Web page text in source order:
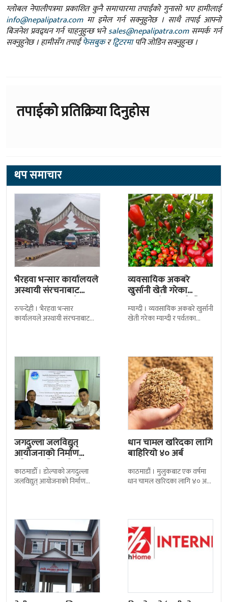
ग्लोबल नेपालीपत्रमा प्रकाशित कुनै समाचारमा तपाईंको गुनासो भए हामीलाई
info@nepalipatra.comमा इमेल गर्न सक्नुहुनेछ । साथै तपाई आफ्नो
बिजनेश प्रवद्र्धन गर्न चाहनुहुन्छ भनेsales@nepalipatra.comसम्पर्क गर्न
सक्नुहुनेछ । हामीसँग तपाईंफेसबुकरट्विटरमापनि जोडिन सक्नुहुन्छ ।
तपाईको प्रतिक्रिया दिनुहोस
थप समाचार
भैरहवा भन्सार कार्यालयले
अस्थायी संरचनाबाट
अत्यावश्यक सामाग्री
ल्याउदै
रुपन्देही । भैरहवा भन्सार
कार्यालयले अस्थायी संरचनाबाट
व्यवसायिक अकबरे
खुर्सानी खेती गरेका
कृषकलाई बजारको चिन्ता
म्याग्दी । व्यवसायिक अकबरे खुर्सानी
खेती गरेका म्याग्दी र पर्वतका
जगदुल्ला जलविद्युत्
आयोजनाको निर्माण
प्रक्रिया अघि बढ्यो : ठेक्का
सम्झौतामा…
काठमाडाैँ । डोल्पाको जगदुल्ला
जलविद्युत् आयोजनाको निर्माण
धान चामल खरिदका लागि
बाहिरियो ४० अर्ब
काठमाडौं । मुलुकबाट एक वर्षमा
धान चामल खरिदका लागि ४० अर्ब